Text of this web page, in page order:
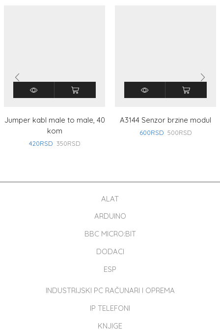
Jumper kabl male to male, 40
kom
420RSD 350RSD
A3144 Senzor brzine modul
600RSD 500RSD
ALAT
ARDUINO
BBC MICRO:BIT
DODACI
ESP
INDUSTRIJSKI PC RAČUNARI I OPREMA
IP TELEFONI
KNJIGE